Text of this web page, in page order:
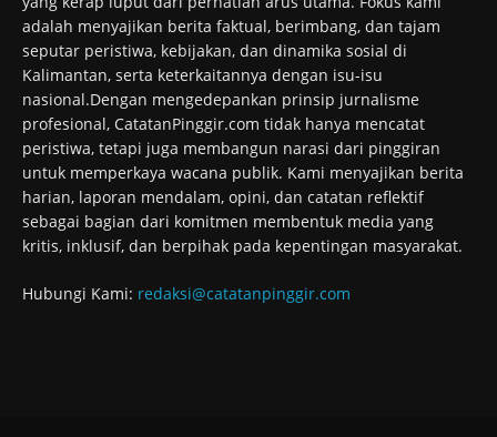
adalah menyajikan berita faktual, berimbang, dan tajam
seputar peristiwa, kebijakan, dan dinamika sosial di
Kalimantan, serta keterkaitannya dengan isu-isu
nasional.Dengan mengedepankan prinsip jurnalisme
profesional, CatatanPinggir.com tidak hanya mencatat
peristiwa, tetapi juga membangun narasi dari pinggiran
untuk memperkaya wacana publik. Kami menyajikan berita
harian, laporan mendalam, opini, dan catatan reflektif
sebagai bagian dari komitmen membentuk media yang
kritis, inklusif, dan berpihak pada kepentingan masyarakat.
Hubungi Kami: redaksi@catatanpinggir.com